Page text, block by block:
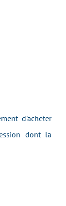
d'acheter
dont la